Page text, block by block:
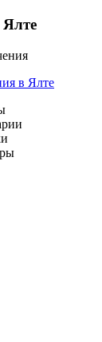
Ялте
в Ялте